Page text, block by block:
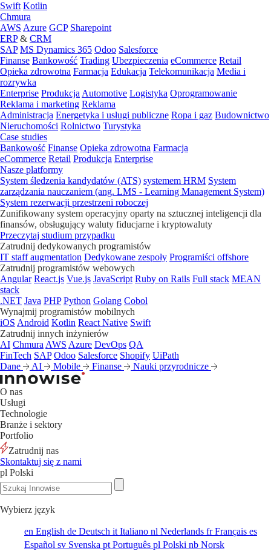
Swift Kotlin
Chmura
AWS Azure GCP Sharepoint
ERP& CRM
SAP MS Dynamics 365 Odoo Salesforce
Finanse Bankowość Trading Ubezpieczenia eCommerce Retail
Opieka zdrowotna Farmacja Edukacja Telekomunikacja Media i
rozrywka
Enterprise Produkcja Automotive Logistyka Oprogramowanie
Reklama i marketing Reklama
Administracja Energetyka i usługi publiczne Ropa i gaz Budownictwo
Nieruchomości Rolnictwo Turystyka
Case studies
Bankowość Finanse Opieka zdrowotna Farmacja
eCommerce Retail Produkcja Enterprise
Nasze platformy
System śledzenia kandydatów (ATS) systemem HRM System
zarządzania nauczaniem (ang. LMS - Learning Management System)
System rezerwacji przestrzeni roboczej
Zunifikowany system operacyjny oparty na sztucznej inteligencji dla
finansów, obsługujący waluty fiducjarne i kryptowaluty
Przeczytaj studium przypadku
Zatrudnij dedykowanych programistów
IT staff augmentation Dedykowane zespoły Programiści offshore
Zatrudnij programistów webowych
Angular React.js Vue.js JavaScript Ruby on Rails Full stack MEAN
stack
.NET Java PHP Python Golang Cobol
Wynajmij programistów mobilnych
iOS Android Kotlin React Native Swift
Zatrudnij innych inżynierów
AI Chmura AWS Azure DevOps QA
FinTech SAP Odoo Salesforce Shopify UiPath
Dane
AI Mobile Finanse Nauki przyrodnicze
O nas
Usługi
Technologie
Branże i sektory
Portfolio
Zatrudnij nas
Skontaktuj się z nami
pl Polski
Wybierz język
en English de Deutsch it Italiano nl Nederlands frFrançais es
Español sv Svenska pt Português pl Polski nb Norsk